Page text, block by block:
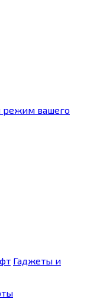
режим вашего
Гаджеты и